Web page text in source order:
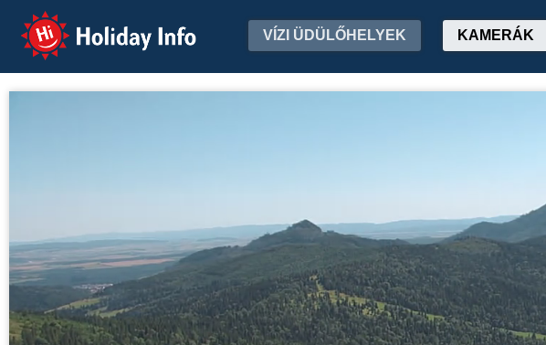
Holiday Info VÍZI ÜDÜLŐHELYEK KAMERÁK